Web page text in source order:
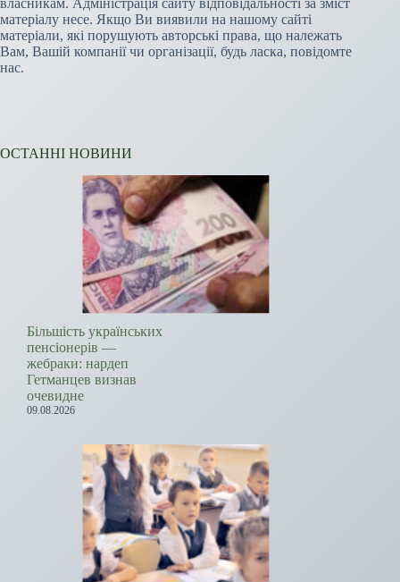
власникам. Адміністрація сайту відповідальності за зміст
матеріалу несе. Якщо Ви виявили на нашому сайті
матеріали, які порушують авторські права, що належать
Вам, Вашій компанії чи організації, будь ласка, повідомте
нас.
ОСТАННІ НОВИНИ
Більшість українських
пенсіонерів —
жебраки: нардеп
Гетманцев визнав
очевидне
09.08.2026